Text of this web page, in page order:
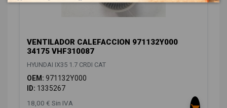
VENTILADOR CALEFACCION 971132Y000
34175 VHF310087
HYUNDAI IX35 1.7 CRDI CAT
OEM: 971132Y000
ID: 1335267
18,00 € Sin IVA